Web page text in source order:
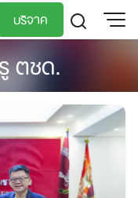
บริจาค
EN
ตชด.